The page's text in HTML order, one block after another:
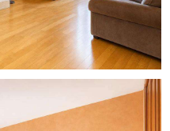
nature, le Parc du Castel
Mézières à environ 500
Mourre est situé à environ
apprécieront la
et du Parc canin
environ 600 m. Pour les